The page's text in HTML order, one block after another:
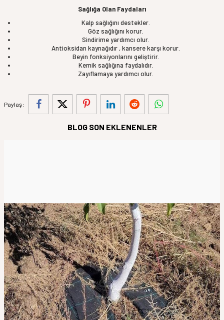
Sağlığa Olan Faydaları
Kalp sağlığını destekler.
Göz sağlığını korur.
Sindirime yardımcı olur.
Antioksidan kaynağıdır , kansere karşı korur.
Beyin fonksiyonlarını geliştirir.
Kemik sağlığına faydalıdır.
Zayıflamaya yardımcı olur.
Paylaş :
BLOG SON EKLENENLER